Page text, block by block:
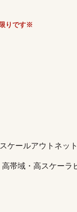
りです※
ケールアウトネッ
帯域・高スケー